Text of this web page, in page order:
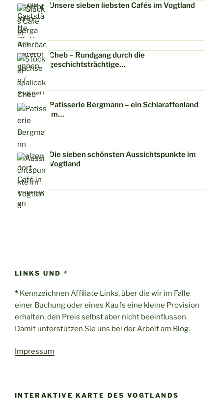
Unsere sieben liebsten Cafés im Vogtland
Cheb – Rundgang durch die
geschichtsträchtige…
Patisserie Bergmann – ein Schlaraffenland
im…
Die sieben schönsten Aussichtspunkte im
Vogtland
LINKS UND *
* Kennzeichnen Affiliate Links, über die wir im Falle
einer Buchung oder eines Kaufs eine kleine Provision
erhalten, den Preis selbst aber nicht beeinflussen.
Damit unterstützen Sie uns bei der Arbeit am Blog.
Impressum
INTERAKTIVE KARTE DES VOGTLANDS